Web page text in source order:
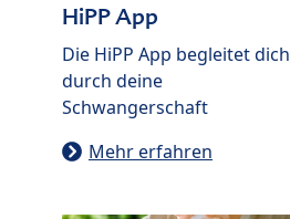
HiPP App
Die HiPP App begleitet dich
durch deine
Schwangerschaft
Mehr erfahren